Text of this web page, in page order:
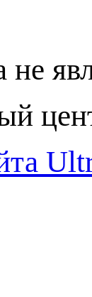
не